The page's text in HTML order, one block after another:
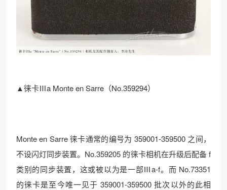
▲徕卡Ⅲa Monte en Sarre（No.359294）
Monte en Sarre 徕卡通常的编号为 359001-359500 之间，
不设闪灯同步装置。No.359205 的徕卡相机在升级后配备 f
类别的同步装置，这或被以为是一部Ⅲa-f。而 No.73351
的徕卡是至今唯一见于 359001-359500 批次以外的此相